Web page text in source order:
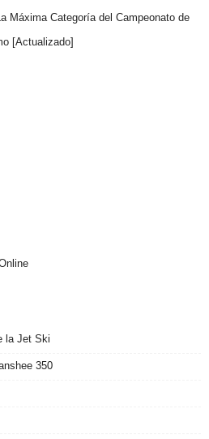
Máxima Categoría del Campeonato de
[Actualizado]
la Jet Ski
350